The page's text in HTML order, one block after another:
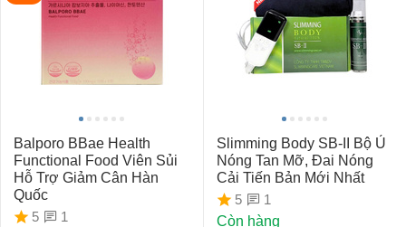
Balporo BBae Health
Functional Food Viên Sủi
Hỗ Trợ Giảm Cân Hàn
Quốc
5
1
Slimming Body SB-II Bộ Ủ
Nóng Tan Mỡ, Đai Nóng
Cải Tiến Bản Mới Nhất
5
1
Còn hàng